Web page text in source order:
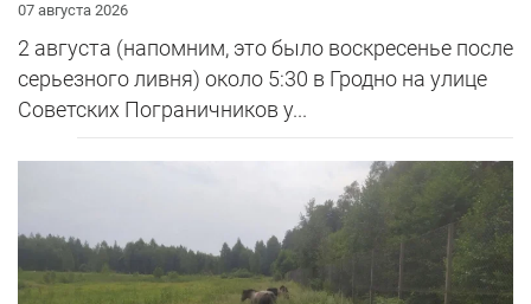
07 августа 2026
2 августа (напомним, это было воскресенье после
серьезного ливня) около 5:30 в Гродно на улице
Советских Пограничников у...